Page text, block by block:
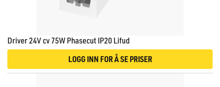
Driver 24V cv 75W Phasecut IP20 Lifud
LOGG INN FOR Å SE PRISER